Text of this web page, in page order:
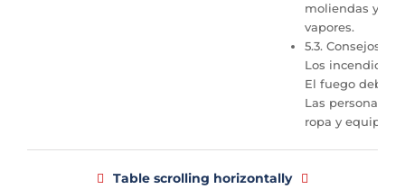
moliendas y,
vapores.
5.3. Consejos
Los incendios
El fuego debe
Las personas
ropa y equipo
Table scrolling horizontally